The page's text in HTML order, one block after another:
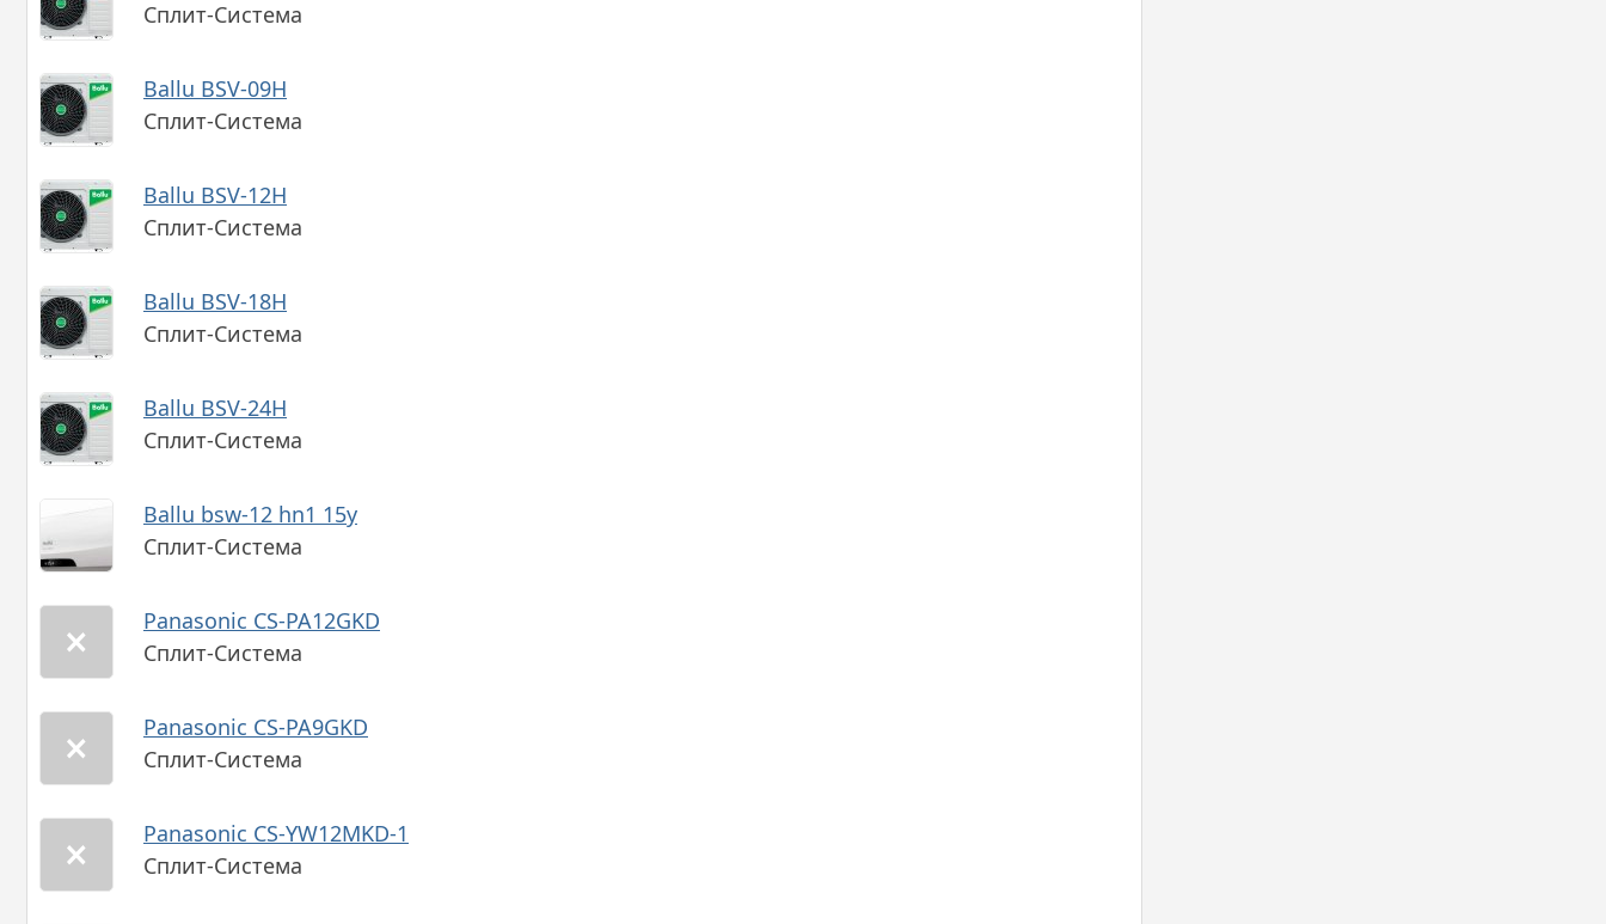
Сплит-Система
Ballu BSV-09H
Сплит-Система
Ballu BSV-12H
Сплит-Система
Ballu BSV-18H
Сплит-Система
Ballu BSV-24H
Сплит-Система
Ballu bsw-12 hn1 15y
Сплит-Система
Panasonic CS-PA12GKD
Сплит-Система
Panasonic CS-PA9GKD
Сплит-Система
Panasonic CS-YW12MKD-1
Сплит-Система